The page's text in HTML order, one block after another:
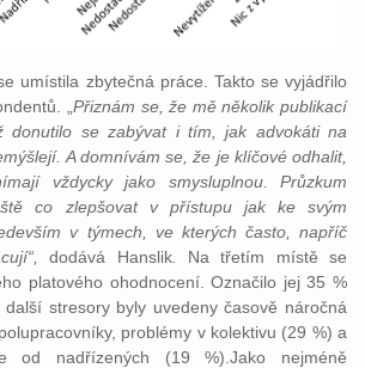
umístila zbytečná práce. Takto se vyjádřilo
„ Přiznám se, že mě několik publikací
donutilo se zabývat i tím, jak advokáti na
A domnívám se, že je klíčové odhalit,
vždycky jako smysluplnou. Průzkum
co zlepšovat v přístupu jak ke svým
v týmech, ve kterých často, napříč
dodává Hanslik. Na třetím místě se
platového ohodnocení. Označilo jej 35 %
další stresory byly uvedeny časově náročná
problémy v kolektivu (29 %) a
od nadřízených (19 %).Jako nejméně